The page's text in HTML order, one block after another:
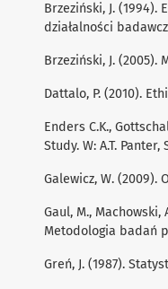
Brzeziński, J. (1994).
działalności
Brzeziński, J. (2005).
Dattalo, P. (2010).
Enders C.K.,
Study. W: A.T.
Galewicz, W. (2009).
Gaul, M.,
Metodologia badań
Greń, J. (1987).